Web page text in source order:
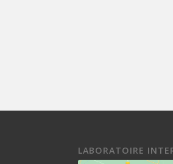
LABORATOIRE